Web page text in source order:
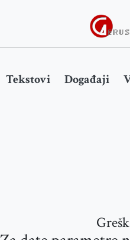
Tekstovi Događaji